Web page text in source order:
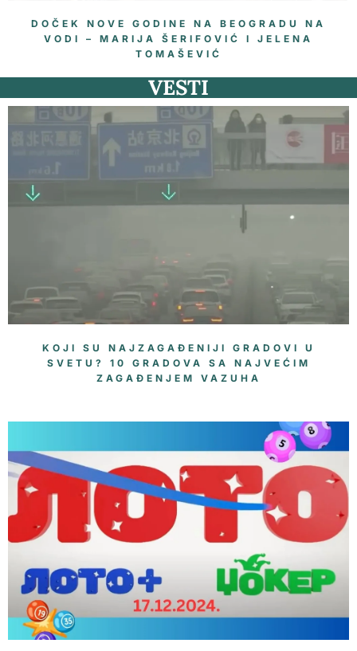
DOČEK NOVE GODINE NA BEOGRADU NA
VODI – MARIJA ŠERIFOVIĆ I JELENA
TOMAŠEVIĆ
VESTI
KOJI SU NAJZAGAĐENIJI GRADOVI U
SVETU? 10 GRADOVA SA NAJVEĆIM
ZAGAĐENJEM VAZUHA